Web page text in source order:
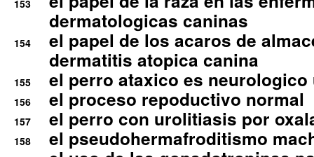
153
dermatologicas caninas
154
el papel de los acaros de
dermatitis atopica canina
155 el perro ataxico es
156 el proceso repoductivo normal
157 el perro con urolitiasis por
158 el pseudohermafroditismo